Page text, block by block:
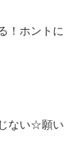
！ホントに
ない☆願い